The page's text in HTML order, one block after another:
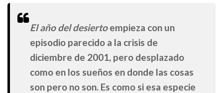
El año del desiertoempieza con un
episodio parecido a la crisis de
diciembre de 2001, pero desplazado
como en los sueños en donde las cosas
son pero no son. Es como si esa especie